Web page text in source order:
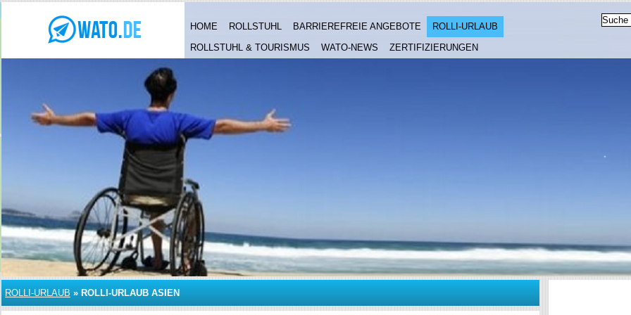
HOME ROLLSTUHL BARRIEREFREIE ANGEBOTE
ROLLI-URLAUB
ROLLSTUHL & TOURISMUS
WATO-NEWS ZERTIFIZIERUNGEN
ROLLI-URLAUB » ROLLI-URLAUB ASIEN